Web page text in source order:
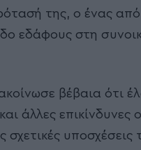
της, ο ένας
εδάφους στη
βέβαια ότι
άλλες
υποσχέσεις